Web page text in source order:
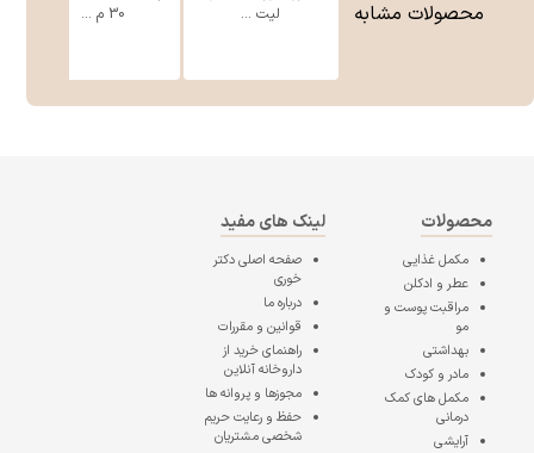
محصولات مشابه
لیت ...
30 م ...
محصولات
مکمل غذایی
عطر و ادکلن
مراقبت پوست و
مو
بهداشتی
مادر و کودک
مکمل های کمک
درمانی
آرایشی
لینک های مفید
صفحه اصلیدکتر
خوری
درباره ما
قوانین و مقررات
راهنمای خرید از
داروخانه آنلاین
مجوزها و پروانه ها
حفظ و رعایت حریم
شخصی مشتریان